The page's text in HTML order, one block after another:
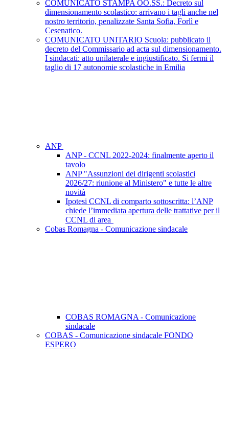
COMUNICATO STAMPA OO.SS.: Decreto sul
dimensionamento scolastico: arrivano i tagli anche nel
nostro territorio, penalizzate Santa Sofia, Forlì e
Cesenatico.
COMUNICATO UNITARIO Scuola: pubblicato il
decreto del Commissario ad acta sul dimensionamento.
I sindacati: atto unilaterale e ingiustificato. Si fermi il
taglio di 17 autonomie scolastiche in Emilia
ANP
ANP - CCNL 2022-2024: finalmente aperto il
tavolo
ANP "Assunzioni dei dirigenti scolastici
2026/27: riunione al Ministero" e tutte le altre
novità
Ipotesi CCNL di comparto sottoscritta: l’ANP
chiede l’immediata apertura delle trattative per il
CCNL di area
Cobas Romagna - Comunicazione sindacale
COBAS ROMAGNA - Comunicazione
sindacale
COBAS - Comunicazione sindacale FONDO
ESPERO